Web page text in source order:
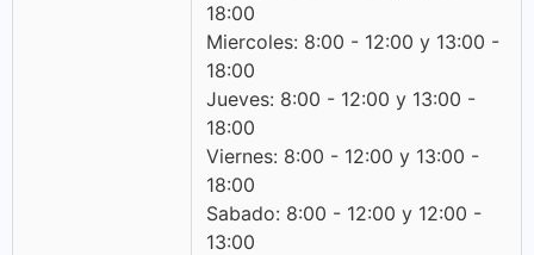
18:00
Miercoles: 8:00 - 12:00 y 13:00 -
18:00
Jueves: 8:00 - 12:00 y 13:00 -
18:00
Viernes: 8:00 - 12:00 y 13:00 -
18:00
Sabado: 8:00 - 12:00 y 12:00 -
13:00